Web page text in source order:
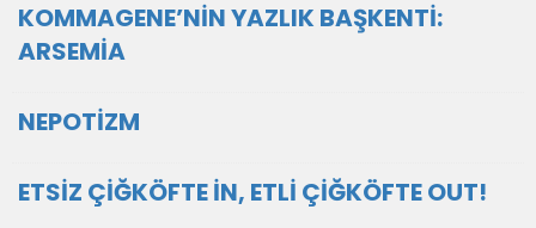
KOMMAGENE’NİN YAZLIK BAŞKENTİ:
ARSEMİA
NEPOTİZM
ETSİZ ÇİĞKÖFTE İN, ETLİ ÇİĞKÖFTE OUT!